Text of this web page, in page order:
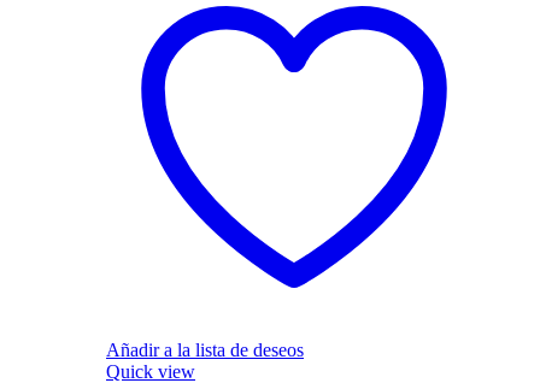
Añadir a la lista de deseos
Quick view